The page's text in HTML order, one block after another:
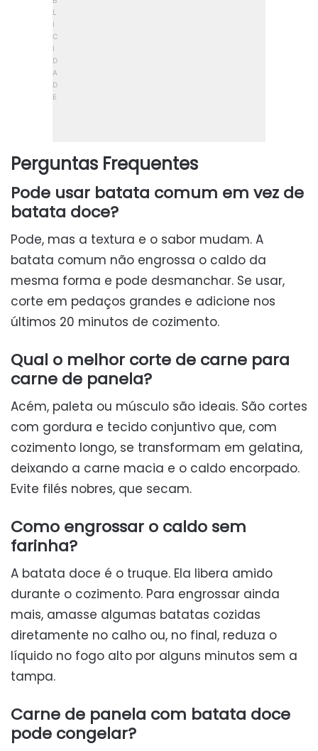
Perguntas Frequentes
Pode usar batata comum em vez de
batata doce?
Pode, mas a textura e o sabor mudam. A
batata comum não engrossa o caldo da
mesma forma e pode desmanchar. Se usar,
corte em pedaços grandes e adicione nos
últimos 20 minutos de cozimento.
Qual o melhor corte de carne para
carne de panela?
Acém, paleta ou músculo são ideais. São cortes
com gordura e tecido conjuntivo que, com
cozimento longo, se transformam em gelatina,
deixando a carne macia e o caldo encorpado.
Evite filés nobres, que secam.
Como engrossar o caldo sem
farinha?
A batata doce é o truque. Ela libera amido
durante o cozimento. Para engrossar ainda
mais, amasse algumas batatas cozidas
diretamente no calho ou, no final, reduza o
líquido no fogo alto por alguns minutos sem a
tampa.
Carne de panela com batata doce
pode congelar?